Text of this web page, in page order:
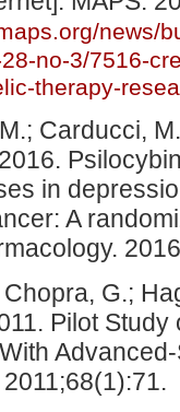
news/
no-3/7516-
therapy-
Carducci,
in
A
G.;
Pilot